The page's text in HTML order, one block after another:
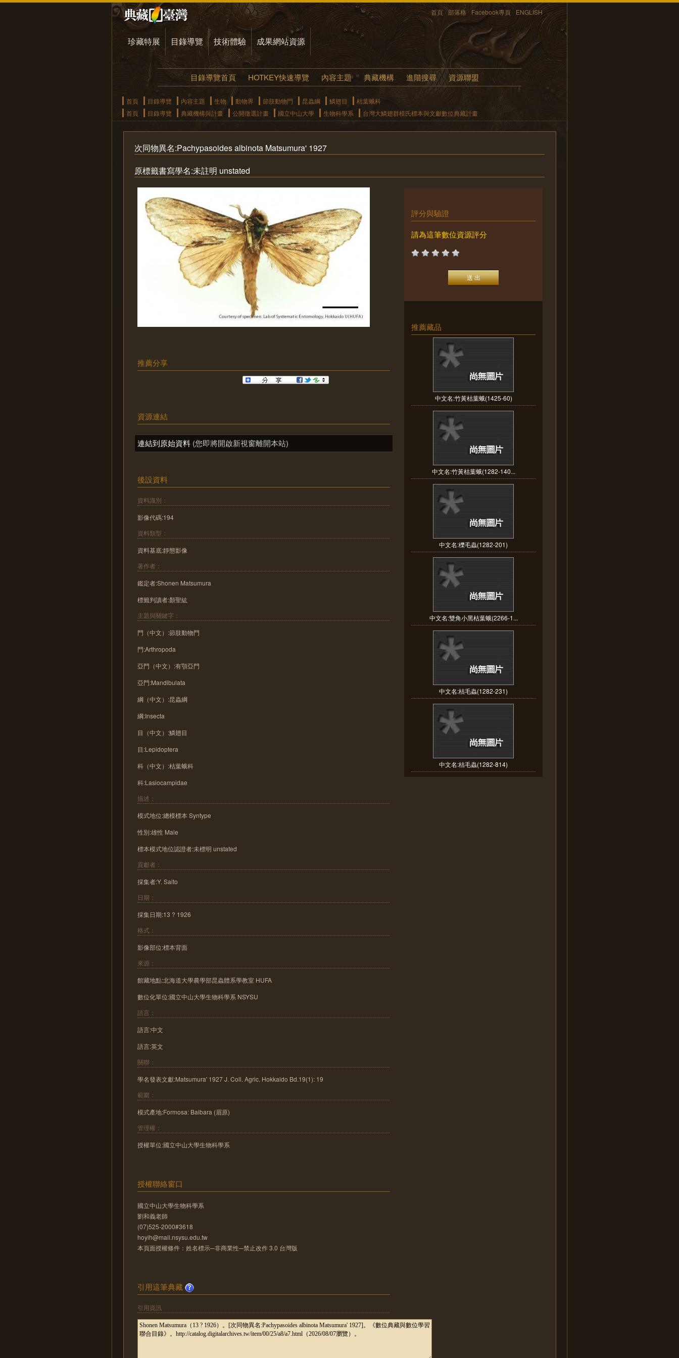
首頁 部落格 Facebook專頁 ENGLISH
珍藏特展 目錄導覽 技術體驗 成果網站資源
目錄導覽首頁 HOTKEY快速導覽 內容主題 典藏機構 進階搜尋 資源聯盟
首頁 目錄導覽 內容主題 生物 動物界 節肢動物門 昆蟲綱 鱗翅目
枯葉蛾科
首頁
目錄導覽 典藏機構與計畫 公開徵選計畫 國立中山大學 生物科學系 台灣大鱗翅群模氏標本與文獻數位典藏計畫
次同物異名:Pachypasoides albinota Matsumura' 1927
原標籤書寫學名:未註明 unstated
推薦分享
資源連結
連結到原始資料 (您即將開啟新視窗離開本站)
後設資料
資料識別：
影像代碼:194
資料類型：
資料基底:靜態影像
著作者：
鑑定者:Shonen Matsumura
標籤判讀者:顏聖紘
主題與關鍵字：
門（中文）:節肢動物門
門:Arthropoda
亞門（中文）:有顎亞門
亞門:Mandibulata
綱（中文）:昆蟲綱
綱:Insecta
目（中文）:鱗翅目
目:Lepidoptera
科（中文）:枯葉蛾科
科:Lasiocampidae
描述：
模式地位:總模標本 Syntype
性別:雄性 Male
標本模式地位認證者:未標明 unstated
貢獻者：
採集者:Y. Saito
日期：
採集日期:13 ? 1926
格式：
影像部位:標本背面
來源：
館藏地點:北海道大學農學部昆蟲體系學教室 HUFA
數位化單位:國立中山大學生物科學系 NSYSU
語言：
語言:中文
語言:英文
關聯：
學名發表文獻:Matsumura' 1927 J. Coll. Agric. Hokkaido Bd.19(1): 19
範圍：
模式產地:Formosa: Baibara (眉原)
管理權：
授權單位:國立中山大學生物科學系
授權聯絡窗口
國立中山大學生物科學系
劉和義老師
(07)525-2000#3618
hoyih@mail.nsysu.edu.tw
本頁面授權條件：姓名標示─非商業性─禁止改作 3.0 台灣版
引用這筆典藏
引用資訊
評分與驗證
請為這筆數位資源評分
推薦藏品
中文名:竹黃枯葉蛾(1425-60)
中文名:竹黃枯葉蛾(1282-140...
中文名:櫟毛蟲(1282-201)
中文名:雙角小黑枯葉蛾(2266-1...
中文名:桔毛蟲(1282-231)
中文名:桔毛蟲(1282-814)